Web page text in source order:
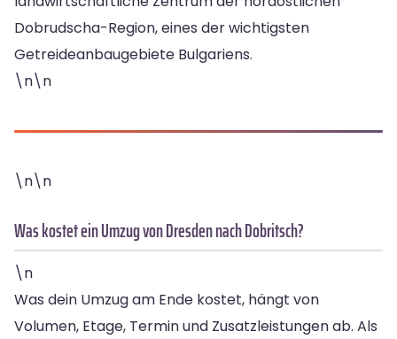
Dobrudscha-Region, eines der wichtigsten
Getreideanbaugebiete Bulgariens.
\n\n
\n\n
Was kostet ein Umzug von Dresden nach Dobritsch?
\n
Was dein Umzug am Ende kostet, hängt von
Volumen, Etage, Termin und Zusatzleistungen ab. Als